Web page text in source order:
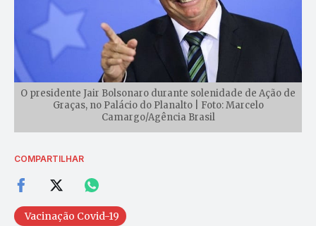
O presidente Jair Bolsonaro durante solenidade de Ação de
Graças, no Palácio do Planalto | Foto: Marcelo
Camargo/Agência Brasil
COMPARTILHAR
Vacinação Covid-19